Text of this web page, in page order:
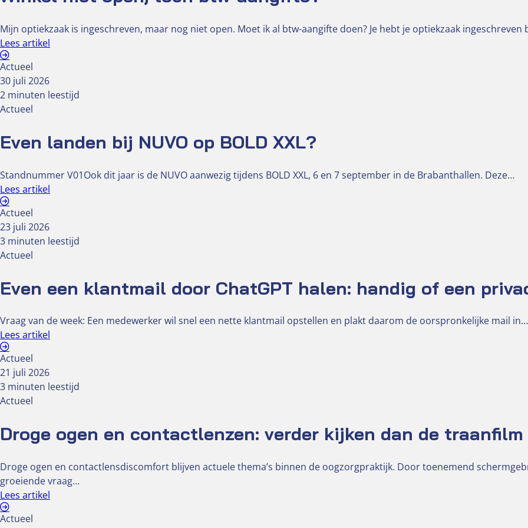
Mijn optiekzaak is ingeschreven, maar nog niet open. Moet ik al btw-aangifte doen? Je hebt je optiekzaak ingeschreven
Lees artikel
Actueel
30 juli 2026
2 minuten leestijd
Actueel
Even landen bij NUVO op BOLD XXL?
Standnummer V01Ook dit jaar is de NUVO aanwezig tijdens BOLD XXL, 6 en 7 september in de Brabanthallen. Deze…
Lees artikel
Actueel
23 juli 2026
3 minuten leestijd
Actueel
Even een klantmail door ChatGPT halen: handig of een
Vraag van de week: Een medewerker wil snel een nette klantmail opstellen en plakt daarom de oorspronkelijke mail in…
Lees artikel
Actueel
21 juli 2026
3 minuten leestijd
Actueel
Droge ogen en contactlenzen: verder kijken dan de traanfilm
Droge ogen en contactlensdiscomfort blijven actuele thema’s binnen de oogzorgpraktijk. Door toenemend
groeiende vraag…
Lees artikel
Actueel